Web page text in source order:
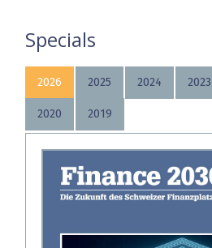
Specials
2026 2025 2024 2023
2020 2019